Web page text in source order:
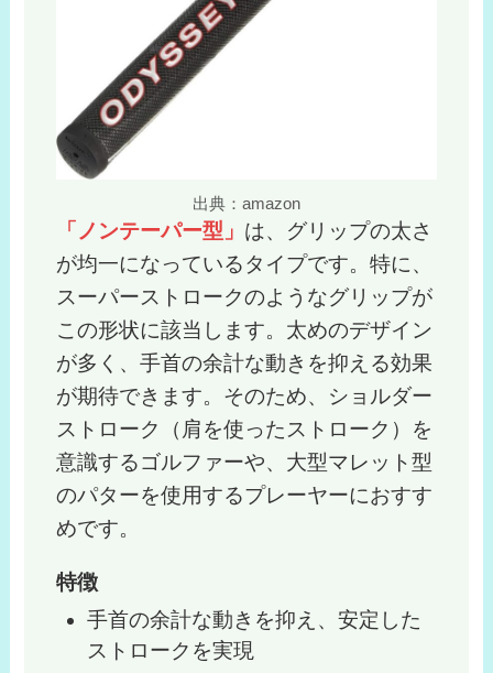
出典：amazon
「ノンテーパー型」 は、グリップの太さ
が均一になっているタイプです。特に、
スーパーストロークのようなグリップが
この形状に該当します。太めのデザイン
が多く、手首の余計な動きを抑える効果
が期待できます。そのため、ショルダー
ストローク（肩を使ったストローク）を
意識するゴルファーや、大型マレット型
のパターを使用するプレーヤーにおすす
めです。
特徴
手首の余計な動きを抑え、安定した
ストロークを実現